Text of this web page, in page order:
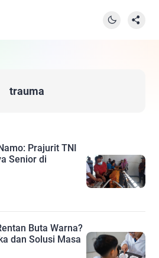
trauma
Prajurit TNI
Senior di
Buta Warna?
dan Solusi Masa